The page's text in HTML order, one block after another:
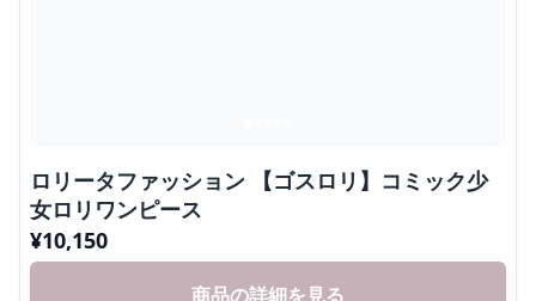
ロリータファッション 【ゴスロリ】コミック少
女ロリワンピース
¥10,150
商品の詳細を見る